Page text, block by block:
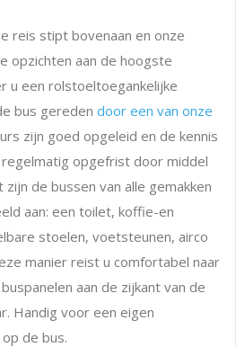
reis stipt bovenaan en onze
opzichten aan de hoogste
u een rolstoeltoegankelijke
bus gereden door een van onze
zijn goed opgeleid en de kennis
opgefrist door middel
zijn de bussen van alle gemakken
aan: een toilet, koffie-en
stoelen, voetsteunen, airco
manier reist u comfortabel naar
aan de zijkant van de
Handig voor een eigen
de bus.